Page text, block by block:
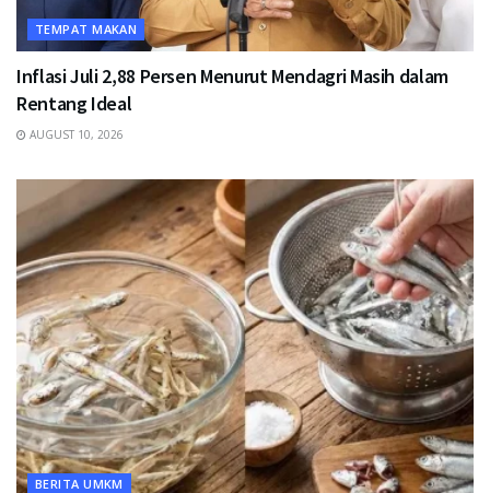
TEMPAT MAKAN
Inflasi Juli 2,88 Persen Menurut Mendagri Masih dalam
Rentang Ideal
AUGUST 10, 2026
BERITA UMKM